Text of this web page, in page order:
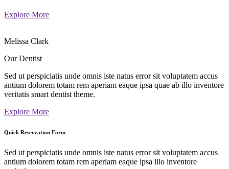
Explore More
Melissa Clark
Our Dentist
Sed ut perspiciatis unde omnis iste natus error sit voluptatem accus
antium dolorem totam rem aperiam eaque ipsa quae ab illo inventore
veritatis smart dentist theme.
Explore More
Quick Reservation Form
Sed ut perspiciatis unde omnis iste natus error sit voluptatem accus
antium dolorem totam rem aperiam eaque ipsa illo inventore